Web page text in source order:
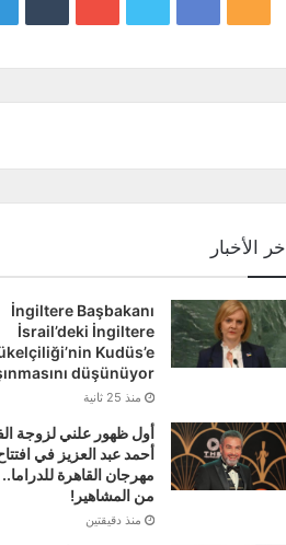
أخر الأخبار
İngiltere Başbakanı
İsrail’deki İngiltere
Kudüs’e
düşünüyor
منذ 25 ثانية
أول ظهور علني لزوجة
أحمد عبد العزيز في
مهرجان القاهرة
من المشاهير!
منذ دقيقتين